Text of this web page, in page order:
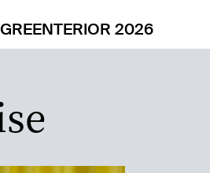
GREENTERIOR 2026